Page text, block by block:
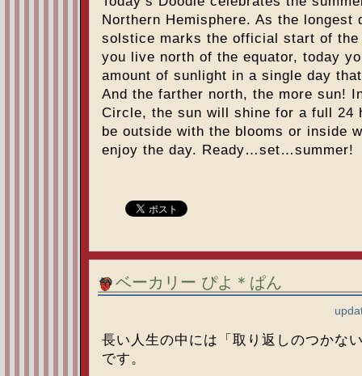
Northern Hemisphere. As the longest
solstice marks the official start of the
you live north of the equator, today
amount of sunlight in a single day
And the farther north, the more sun!
Circle, the sun will shine for a full 24
be outside with the blooms or inside
enjoy the day. Ready…set…summer!
ベーカリー ぴよ＊ぱん
長い人生の中には「取り返しのつかな
です。